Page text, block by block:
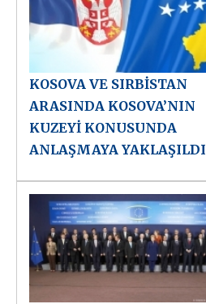
KOSOVA VE SIRBİSTAN
ARASINDA KOSOVA’NIN
KUZEYİ KONUSUNDA
ANLAŞMAYA YAKLAŞILDI